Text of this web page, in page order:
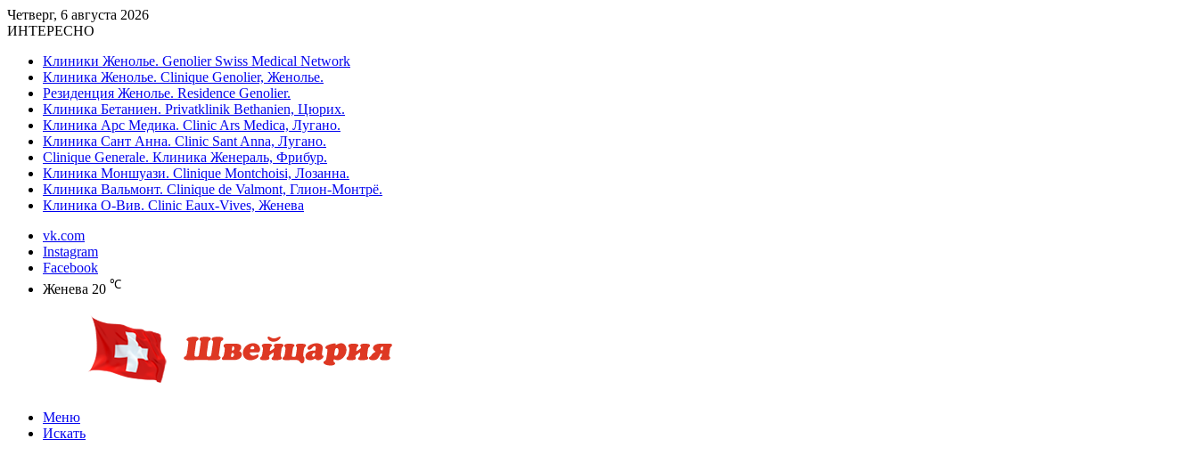
Четверг, 6 августа 2026
ИНТЕРЕСНО
Клиники Женолье. Genolier Swiss Medical Network
Клиника Женолье. Clinique Genolier, Женолье.
Резиденция Женолье. Residence Genolier.
Клиника Бетаниен. Privatklinik Bethanien, Цюрих.
Клиника Арс Медика. Clinic Ars Medica, Лугано.
Клиника Сант Анна. Clinic Sant Anna, Лугано.
Clinique Generale. Клиника Женераль, Фрибур.
Клиника Моншуази. Clinique Montchoisi, Лозанна.
Клиника Вальмонт. Clinique de Valmont, Глион-Монтрё.
Клиника О-Вив. Clinic Eaux-Vives, Женева
vk.com
Instagram
Facebook
Женева 20 ℃
Меню
Искать